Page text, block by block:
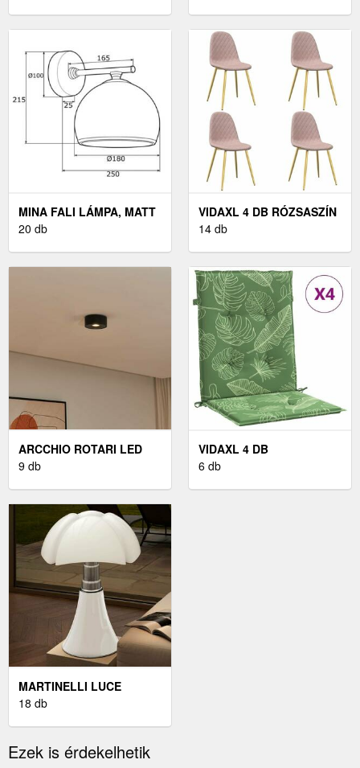
MINA FALI LÁMPA, MATT
KRÓM
20 db
VIDAXL 4 DB RÓZSASZÍN
BÁRSONY ÉTKEZŐSZÉK
14 db
ARCCHIO ROTARI LED
MENNYEZETI LÁMPA,
9 db
VIDAXL 4 DB
LEVÉLMINTÁS SZÖVET
6 db
MARTINELLI LUCE
PIPISTRELLO - ASZTALI
18 db
Ezek is érdekelhetik